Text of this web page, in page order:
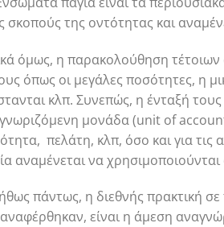
σκοπούς της οντότητας και
όμως, η παρακολούθηση τέτοιων
όπως οι μεγάλες ποσότητες, η
κλπ. Συνεπώς, η ένταξή
μονάδα (unit of
πελάτη, κλπ, όσο και για τις
αναμένεται να
πάντως, η διεθνής πρακτική
είναι η άμεση